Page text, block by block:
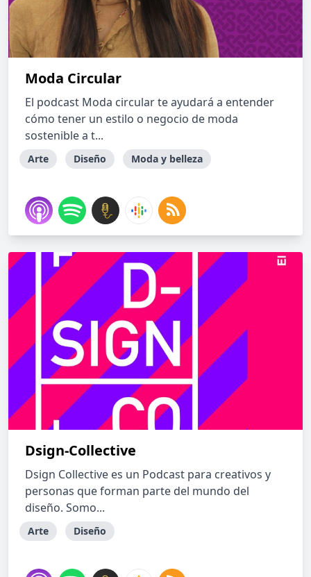
Moda Circular
El podcast Moda circular te ayudará a entender
cómo tener un estilo o negocio de moda
sostenible a t...
Arte Diseño Moda y belleza
Dsign-Collective
Dsign Collective es un Podcast para creativos y
personas que forman parte del mundo del
diseño. Somo...
Arte Diseño